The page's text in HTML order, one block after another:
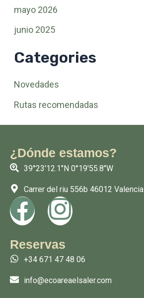
mayo 2026
junio 2025
Categories
Novedades
Rutas recomendadas
¿Dónde estamos?
39°23'12.1"N 0°19'55.8"W
Carrer del riu 556b 46012 Valencia
F
a
c
e
I
n
s
t
Reservas
+34 671 47 48 06
info@ecoareaelsaler.com